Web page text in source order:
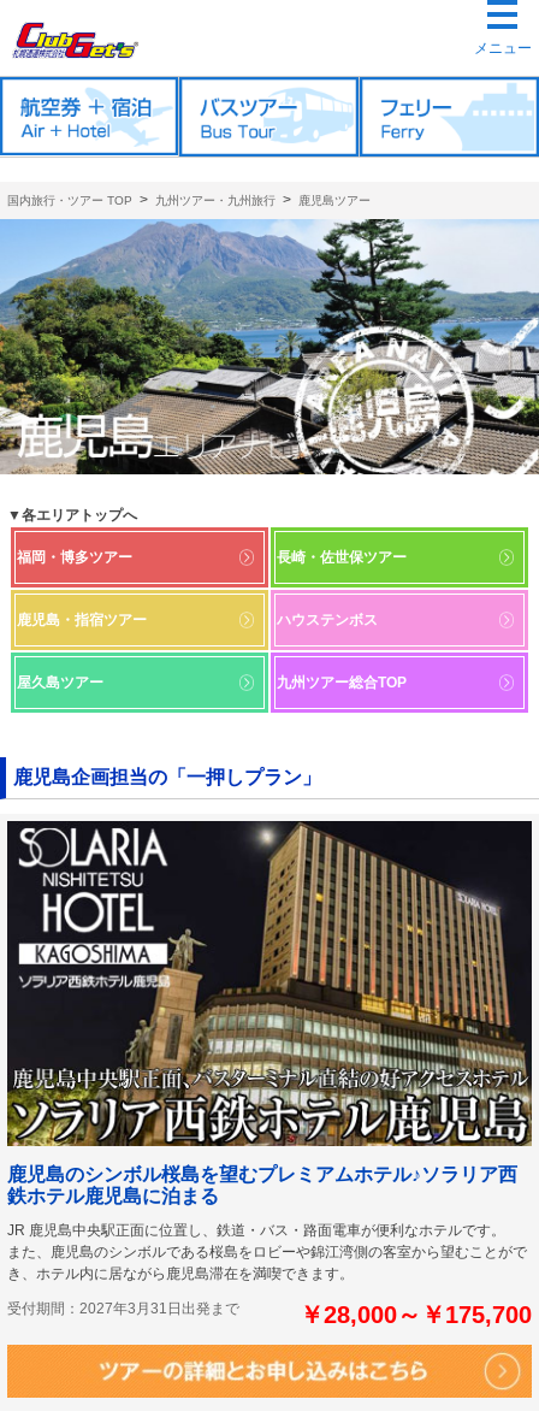
メニュー
国内旅行・ツアー TOP > 九州ツアー・九州旅行 > 鹿児島ツアー
▼各エリアトップへ
福岡・博多ツアー 長崎・佐世保ツアー
鹿児島・指宿ツアー ハウステンボス
屋久島ツアー 九州ツアー総合TOP
鹿児島企画担当の「一押しプラン」
鹿児島のシンボル桜島を望むプレミアムホテル♪ソラリア西
鉄ホテル鹿児島に泊まる
JR 鹿児島中央駅正面に位置し、鉄道・バス・路面電車が便利なホテルです。
また、鹿児島のシンボルである桜島をロビーや錦江湾側の客室から望むことがで
き、ホテル内に居ながら鹿児島滞在を満喫できます。
受付期間：2027年3月31日出発まで ￥28,000～￥175,700